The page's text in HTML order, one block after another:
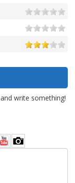
write something!